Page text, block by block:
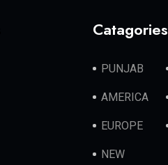
Catagories
PUNJAB
AMERICA
EUROPE
NEW